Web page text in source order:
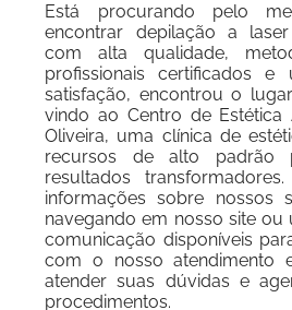
Está procurando pelo
encontrar depilação a
com alta qualidade,
profissionais certificados
satisfação, encontrou o
vindo ao Centro de Estética
Oliveira, uma clínica de
recursos de alto padrão
resultados
informações sobre nossos
navegando em nosso site ou
comunicação disponíveis
com o nosso atendimento
atender suas dúvidas e
procedimentos.